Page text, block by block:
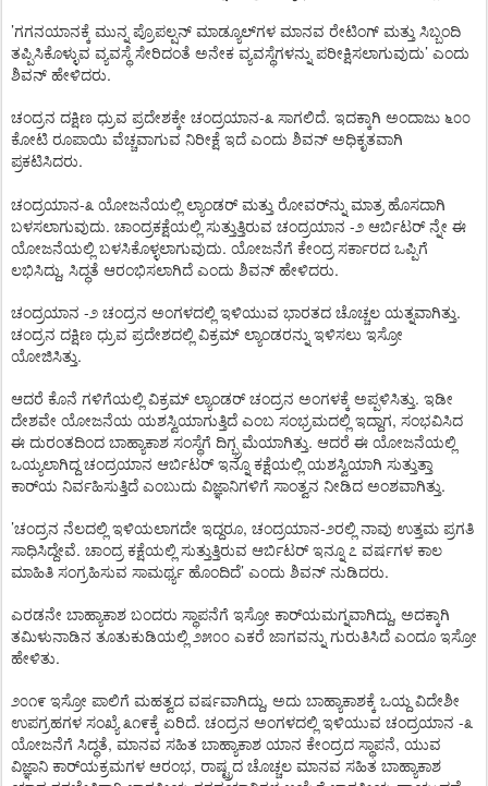
’ಗಗನಯಾನಕ್ಕೆ ಮುನ್ನ ಪ್ರೊಪಲ್ಷನ್ ಮಾಡ್ಯೂಲ್ಗಳ ಮಾನವ ರೇಟಿಂಗ್ ಮತ್ತು ಸಿಬ್ಬಂದಿ
ತಪ್ಪಿಸಿಕೊಳ್ಳುವ ವ್ಯವಸ್ಥೆ ಸೇರಿದಂತೆ ಅನೇಕ ವ್ಯವಸ್ಥೆಗಳನ್ನು ಪರೀಕ್ಷಿಸಲಾಗುವುದು’ ಎಂದು
ಶಿವನ್ ಹೇಳಿದರು.
ಚಂದ್ರನ ದಕ್ಷಿಣ ಧ್ರುವ ಪ್ರದೇಶಕ್ಕೇ ಚಂದ್ರಯಾನ-೩ ಸಾಗಲಿದೆ. ಇದಕ್ಕಾಗಿ ಅಂದಾಜು ೬೦೦
ಕೋಟಿ ರೂಪಾಯಿ ವೆಚ್ಚವಾಗುವ ನಿರೀಕ್ಷೆ ಇದೆ ಎಂದು ಶಿವನ್ ಅಧಿಕೃತವಾಗಿ
ಪ್ರಕಟಿಸಿದರು.
ಚಂದ್ರಯಾನ-೩ ಯೋಜನೆಯಲ್ಲಿ ಲ್ಯಾಂಡರ್ ಮತ್ತು ರೋವರ್ನ್ನು ಮಾತ್ರ ಹೊಸದಾಗಿ
ಬಳಸಲಾಗುವುದು. ಚಾಂದ್ರಕಕ್ಷೆಯಲ್ಲಿ ಸುತ್ತುತ್ತಿರುವ ಚಂದ್ರಯಾನ -೨ ಆರ್ಬಿಟರ್ ನ್ನೇ ಈ
ಯೋಜನೆಯಲ್ಲಿ ಬಳಸಿಕೊಳ್ಳಲಾಗುವುದು. ಯೋಜನೆಗೆ ಕೇಂದ್ರ ಸರ್ಕಾರದ ಒಪ್ಪಿಗೆ
ಲಭಿಸಿದ್ದು, ಸಿದ್ಧತೆ ಆರಂಭಿಸಲಾಗಿದೆ ಎಂದು ಶಿವನ್ ಹೇಳಿದರು.
ಚಂದ್ರಯಾನ -೨ ಚಂದ್ರನ ಅಂಗಳದಲ್ಲಿ ಇಳಿಯುವ ಭಾರತದ ಚೊಚ್ಚಲ ಯತ್ನವಾಗಿತ್ತು.
ಚಂದ್ರನ ದಕ್ಷಿಣ ಧ್ರುವ ಪ್ರದೇಶದಲ್ಲಿ ವಿಕ್ರಮ್ ಲ್ಯಾಂಡರನ್ನು ಇಳಿಸಲು ಇಸ್ರೋ
ಯೋಜಿಸಿತ್ತು.
ಆದರೆ ಕೊನೆ ಗಳಿಗೆಯಲ್ಲಿ ವಿಕ್ರಮ್ ಲ್ಯಾಂಡರ್ ಚಂದ್ರನ ಅಂಗಳಕ್ಕೆ ಅಪ್ಪಳಿಸಿತ್ತು. ಇಡೀ
ದೇಶವೇ ಯೋಜನೆಯ ಯಶಸ್ವಿಯಾಗುತ್ತಿದೆ ಎಂಬ ಸಂಭ್ರಮದಲ್ಲಿ ಇದ್ದಾಗ, ಸಂಭವಿಸಿದ
ಈ ದುರಂತದಿಂದ ಬಾಹ್ಯಾಕಾಶ ಸಂಸ್ಥೆಗೆ ದಿಗ್ಭ್ರಮೆಯಾಗಿತ್ತು. ಆದರೆ ಈ ಯೋಜನೆಯಲ್ಲಿ
ಒಯ್ಯಲಾಗಿದ್ದ ಚಂದ್ರಯಾನ ಆರ್ಬಿಟರ್ ಇನ್ನೂ ಕಕ್ಷೆಯಲ್ಲಿ ಯಶಸ್ವಿಯಾಗಿ ಸುತ್ತುತ್ತಾ
ಕಾರ್ಯ ನಿರ್ವಹಿಸುತ್ತಿದೆ ಎಂಬುದು ವಿಜ್ಞಾನಿಗಳಿಗೆ ಸಾಂತ್ವನ ನೀಡಿದ ಅಂಶವಾಗಿತ್ತು.
’ಚಂದ್ರನ ನೆಲದಲ್ಲಿ ಇಳಿಯಲಾಗದೇ ಇದ್ದರೂ, ಚಂದ್ರಯಾನ-೨ರಲ್ಲಿ ನಾವು ಉತ್ತಮ ಪ್ರಗತಿ
ಸಾಧಿಸಿದ್ದೇವೆ. ಚಾಂದ್ರ ಕಕ್ಷೆಯಲ್ಲಿ ಸುತ್ತುತ್ತಿರುವ ಆರ್ಬಿಟರ್ ಇನ್ನೂ ೭ ವರ್ಷಗಳ ಕಾಲ
ಮಾಹಿತಿ ಸಂಗ್ರಹಿಸುವ ಸಾಮರ್ಥ್ಯ ಹೊಂದಿದೆ’ ಎಂದು ಶಿವನ್ ನುಡಿದರು.
ಎರಡನೇ ಬಾಹ್ಯಾಕಾಶ ಬಂದರು ಸ್ಥಾಪನೆಗೆ ಇಸ್ರೋ ಕಾರ್ಯಮಗ್ನವಾಗಿದ್ದು, ಅದಕ್ಕಾಗಿ
ತಮಿಳುನಾಡಿನ ತೂತುಕುಡಿಯಲ್ಲಿ ೨೫೦೦ ಎಕರೆ ಜಾಗವನ್ನು ಗುರುತಿಸಿದೆ ಎಂದೂ ಇಸ್ರೋ
ಹೇಳಿತು.
೨೦೧೯ ಇಸ್ರೋ ಪಾಲಿಗೆ ಮಹತ್ವದ ವರ್ಷವಾಗಿದ್ದು, ಅದು ಬಾಹ್ಯಾಕಾಶಕ್ಕೆ ಒಯ್ದ ವಿದೇಶೀ
ಉಪಗ್ರಹಗಳ ಸಂಖ್ಯೆ ೩೧೯ಕ್ಕೆ ಏರಿದೆ. ಚಂದ್ರನ ಅಂಗಳದಲ್ಲಿ ಇಳಿಯುವ ಚಂದ್ರಯಾನ -೩
ಯೋಜನೆಗೆ ಸಿದ್ಧತೆ, ಮಾನವ ಸಹಿತ ಬಾಹ್ಯಾಕಾಶ ಯಾನ ಕೇಂದ್ರದ ಸ್ಥಾಪನೆ, ಯುವ
ವಿಜ್ಞಾನಿ ಕಾರ್ಯಕ್ರಮಗಳ ಆರಂಭ, ರಾಷ್ಟ್ರದ ಚೊಚ್ಚಲ ಮಾನವ ಸಹಿತ ಬಾಹ್ಯಾಕಾಶ